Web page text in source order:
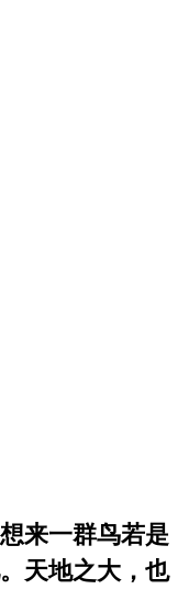
来一群鸟若是
天地之大，也